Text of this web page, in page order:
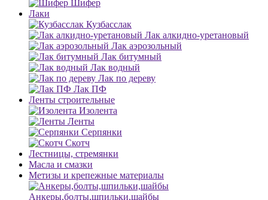
Шифер
Лаки
Кузбасслак
Лак алкидно-уретановый
Лак аэрозольный
Лак битумный
Лак водный
Лак по дереву
Лак ПФ
Ленты строительные
Изолента
Ленты
Серпянки
Скотч
Лестницы, стремянки
Масла и смазки
Метизы и крепежные материалы
Анкеры,болты,шпильки,шайбы